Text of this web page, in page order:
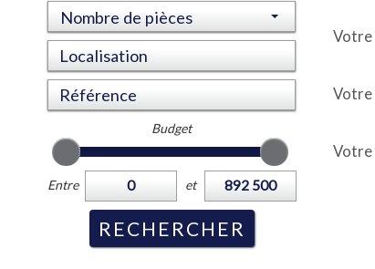
Nombre de pièces
Budget
Entre et
RECHERCHER
Votre
Votre
Votre